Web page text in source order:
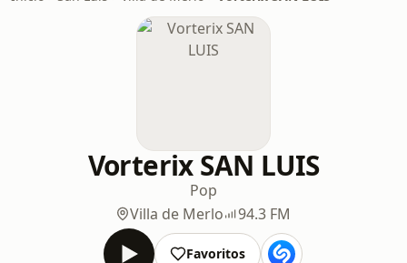
Vorterix SAN LUIS
Pop
Villa de Merlo
94.3 FM
Favoritos